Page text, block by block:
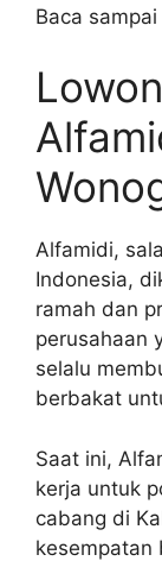
Baca
Alfamidi,
Indonesia,
ramah dan
perusahaan
selalu
berbakat
Saat ini,
kerja untuk
cabang di
kesempatan